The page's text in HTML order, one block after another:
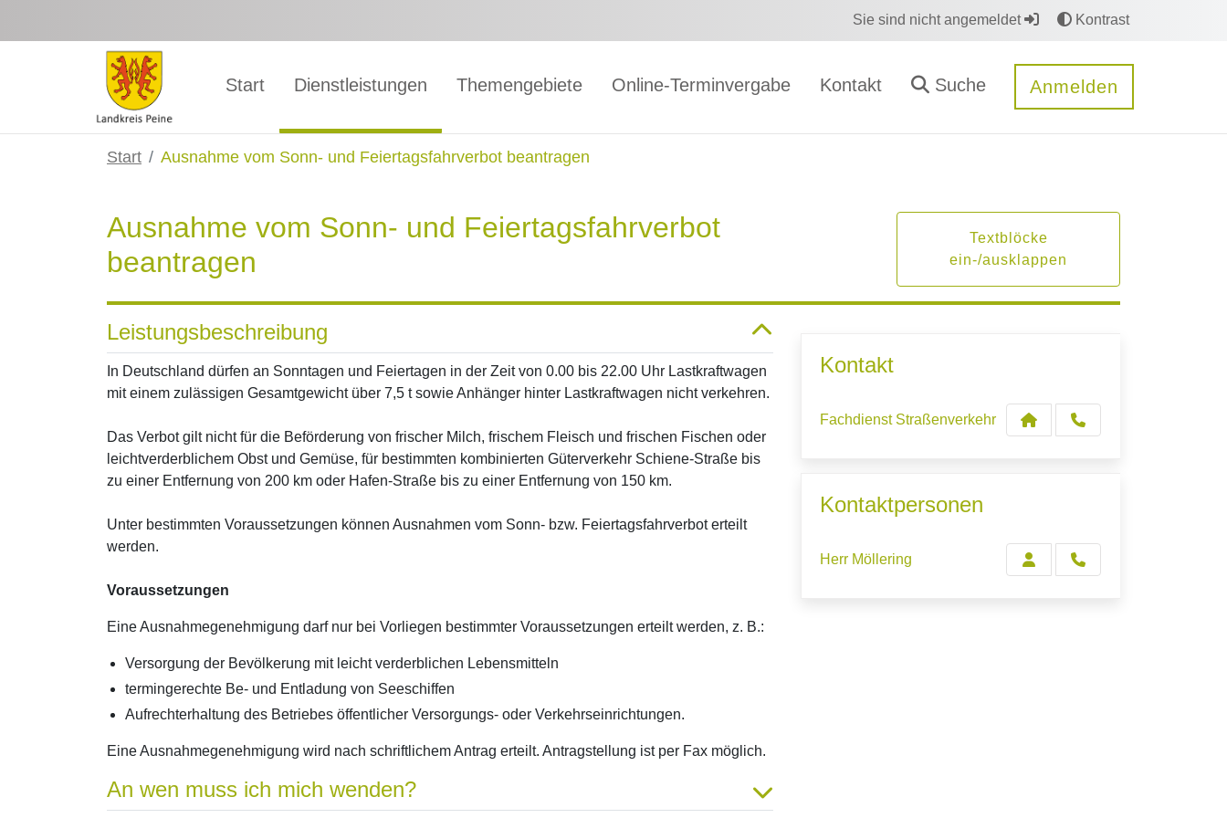
Sie sind nicht angemeldet Kontrast
Start Dienstleistungen Themengebiete Online-Terminvergabe Kontakt Suche Anmelden
Start Ausnahme vom Sonn- und Feiertagsfahrverbot beantragen
Ausnahme vom Sonn- und Feiertagsfahrverbot
beantragen
Textblöcke
ein-/ausklappen
Leistungsbeschreibung
In Deutschland dürfen an Sonntagen und Feiertagen in der Zeit von 0.00 bis 22.00 Uhr Lastkraftwagen
mit einem zulässigen Gesamtgewicht über 7,5 t sowie Anhänger hinter Lastkraftwagen nicht verkehren.
Das Verbot gilt nicht für die Beförderung von frischer Milch, frischem Fleisch und frischen Fischen oder
leichtverderblichem Obst und Gemüse, für bestimmten kombinierten Güterverkehr Schiene-Straße bis
zu einer Entfernung von 200 km oder Hafen-Straße bis zu einer Entfernung von 150 km.
Unter bestimmten Voraussetzungen können Ausnahmen vom Sonn- bzw. Feiertagsfahrverbot erteilt
werden.
Voraussetzungen
Eine Ausnahmegenehmigung darf nur bei Vorliegen bestimmter Voraussetzungen erteilt werden, z. B.:
Versorgung der Bevölkerung mit leicht verderblichen Lebensmitteln
termingerechte Be- und Entladung von Seeschiffen
Aufrechterhaltung des Betriebes öffentlicher Versorgungs- oder Verkehrseinrichtungen.
Eine Ausnahmegenehmigung wird nach schriftlichem Antrag erteilt. Antragstellung ist per Fax möglich.
An wen muss ich mich wenden?
Kontakt
Fachdienst Straßenverkehr
Kontaktpersonen
Herr Möllering